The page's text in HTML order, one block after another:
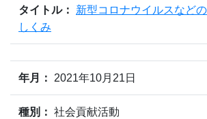
タイトル：
新型コロナウイルスなど
しくみ
年月： 2021年10月21日
種別： 社会貢献活動